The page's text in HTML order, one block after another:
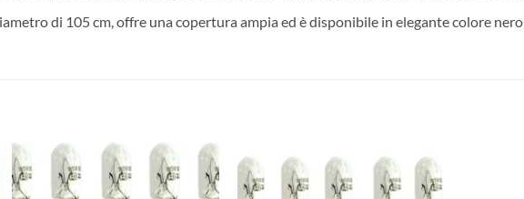
di 105 cm, offre una copertura ampia ed è disponibile in elegante colore nero